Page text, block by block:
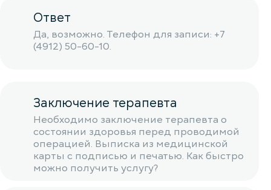
Ответ
Да, возможно. Телефон для записи: +7
(4912) 50-60-10.
Заключение терапевта
Необходимо заключение терапевта о
состоянии здоровья перед проводимой
операцией. Выписка из медицинской
карты с подписью и печатью. Как быстро
можно получить услугу?